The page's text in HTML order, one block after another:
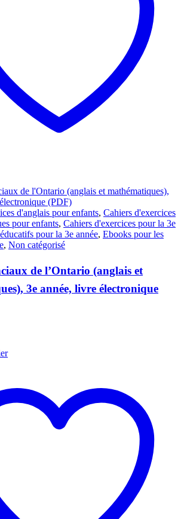
d'anglais pour enfants, Cahiers d'exercices
pour enfants, Cahiers d'exercices pour la 3e
pour la 3e année, Ebooks pour les
, Non catégorisé
de l’Ontario (anglais et
3e année, livre électronique